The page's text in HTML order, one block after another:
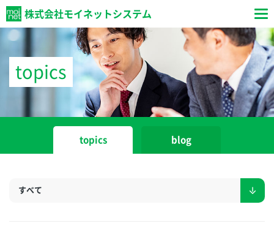
株式会社モイネットシステム
topics
topics blog
すべて